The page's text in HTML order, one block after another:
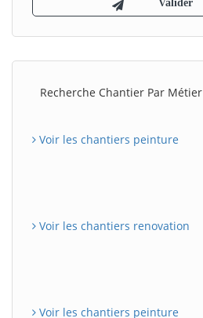
Recherche Chantier Par Métier
Voir les chantiers peinture
Voir les chantiers renovation
Voir les chantiers peinture